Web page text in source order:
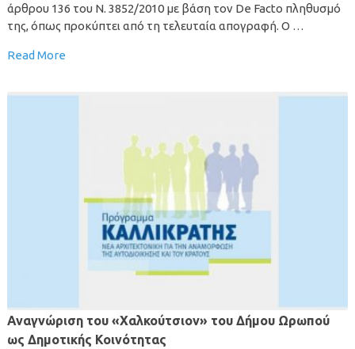
άρθρου 136 του Ν. 3852/2010 με βάση τον De Facto πληθυσμό
της, όπως προκύπτει από τη τελευταία απογραφή. Ο …
Read More
Αναγνώριση του «Χαλκούτσιον» του Δήμου Ωρωπού
ως Δημοτικής Κοινότητας